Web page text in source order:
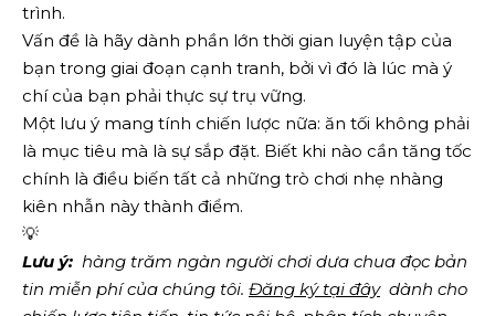
trình.
Vấn đề là hãy dành phần lớn thời gian luyện tập của
bạn trong giai đoạn cạnh tranh, bởi vì đó là lúc mà ý
chí của bạn phải thực sự trụ vững.
Một lưu ý mang tính chiến lược nữa: ăn tối không phải
là mục tiêu mà là sự sắp đặt. Biết khi nào cần tăng tốc
chính là điều biến tất cả những trò chơi nhẹ nhàng
kiên nhẫn này thành điểm.
💡
Lưu ý:
  hàng trăm ngàn người chơi dưa chua đọc bản
tin miễn phí của chúng tôi. Đăng ký tại đây
  dành cho